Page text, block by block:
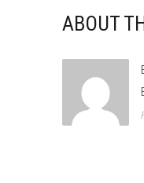
ABOUT